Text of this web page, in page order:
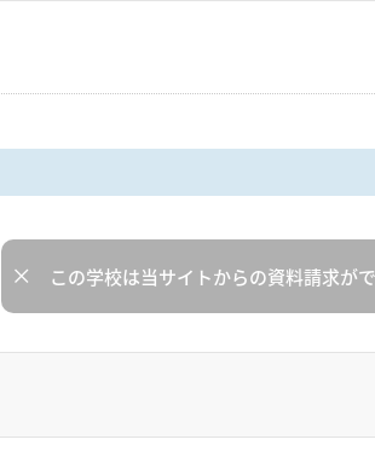
この学校は当サイトからの資料請求が